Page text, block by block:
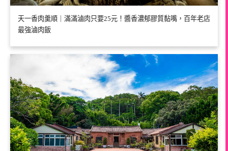
天一香肉羹順｜滿滿滷肉只要25元！醬香濃郁膠質黏嘴，百年老店
最強滷肉飯